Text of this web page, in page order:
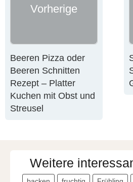
Vorherige
Beeren Pizza oder
Beeren Schnitten
Rezept – Platter
Kuchen mit Obst und
Streusel
Weitere